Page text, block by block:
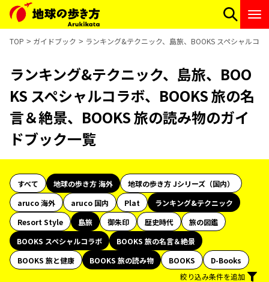
TOP ガイドブック ランキング&テクニック、島旅、BOOKS スペシャルコ
ランキング&テクニック、島旅、BOO
KS スペシャルコラボ、BOOKS 旅の名
言＆絶景、BOOKS 旅の読み物のガイ
ドブック一覧
すべて 地球の歩き方 海外
地球の歩き方 Jシリーズ（国内）
aruco 海外
aruco 国内 Plat
ランキング&テクニック
Resort Style
島旅 御朱印 歴史時代
旅の図鑑
BOOKS スペシャルコラボ
BOOKS 旅の名言＆絶景
BOOKS 旅と健康
BOOKS 旅の読み物 BOOKS
D-Books
絞り込み条件を追加